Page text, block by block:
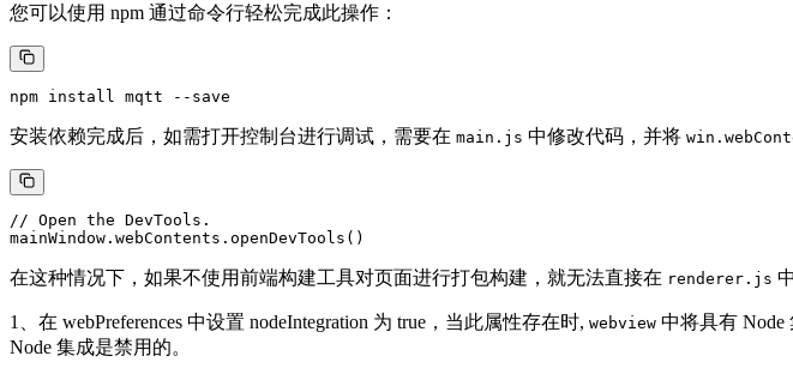
您可以使用 npm 通过命令行轻松完成此操作：
安装依赖完成后，如需打开控制台进行调试，需要在 main.js 中修改代码，并将
// Open the DevTools.
在这种情况下，如果不使用前端构建工具对页面进行打包构建，就无法直接在 renderer.js
1、在 webPreferences 中设置 nodeIntegration 为 true，当此属性存在时, webview 中将具有 Node
Node 集成是禁用的。